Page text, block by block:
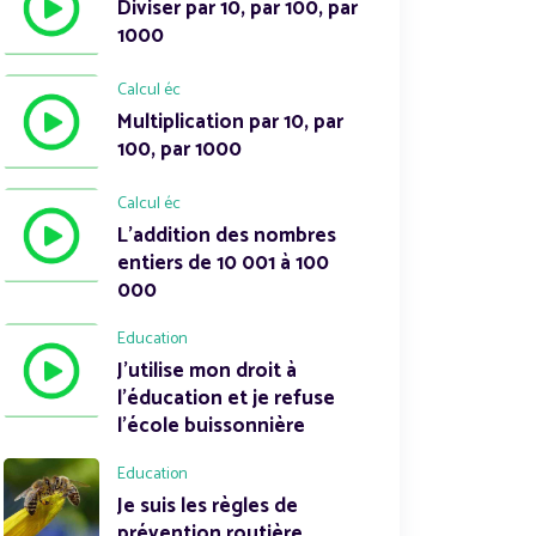
Diviser par 10, par 100, par
1000
Calcul éc
Multiplication par 10, par
100, par 1000
Calcul éc
L'addition des nombres
entiers de 10 001 à 100
000
Education
J'utilise mon droit à
l'éducation et je refuse
l'école buissonnière
Education
Je suis les règles de